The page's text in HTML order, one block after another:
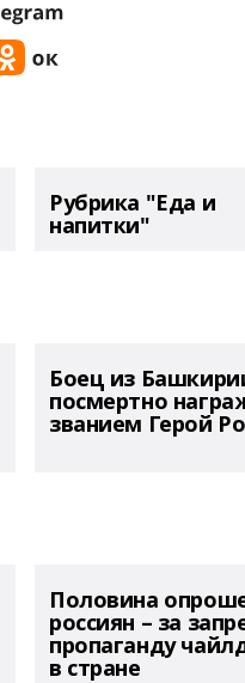
Рубрика "Еда и
напитки"
Боец из
посмертно
званием Герой
Половина
россиян – за
пропаганду
в стране